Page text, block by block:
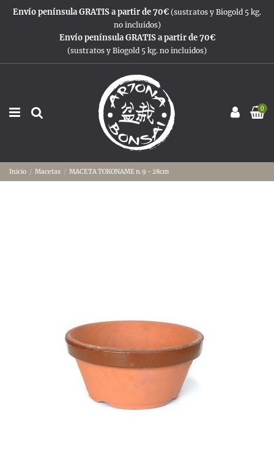
Envío península GRATIS a partir de 70€ (sustratos y Biogold 5 kg.
no incluidos)
Envío península GRATIS a partir de 70€
(sustratos y Biogold 5 kg. no incluidos)
0
Inicio Macetas MACETA TOKONAME n.9 - 28cm